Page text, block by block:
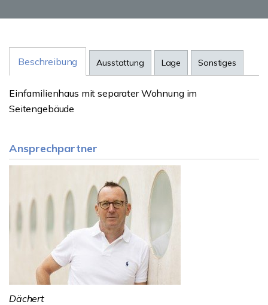
Beschreibung Ausstattung Lage Sonstiges
Einfamilienhaus mit separater Wohnung im
Seitengebäude
Ansprechpartner
Dächert